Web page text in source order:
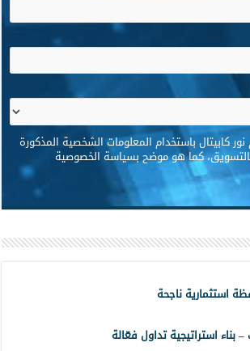
كابيتال باستخدام المعلومات الشخصية المذكورة
كما هو موضح بسياسة الخصوصية
استثمارية ناجحة
بناء استراتيجية تداول فعّالة